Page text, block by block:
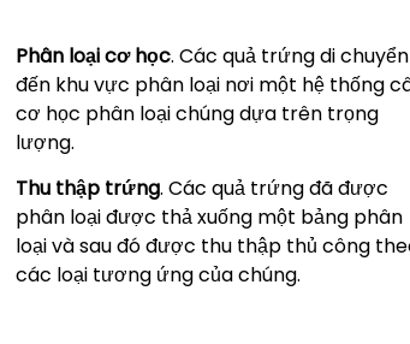
Phân loại cơ học. Các quả trứng di chuyển
đến khu vực phân loại nơi một hệ thống
cơ học phân loại chúng dựa trên trọng
lượng.
Thu thập trứng. Các quả trứng đã được
phân loại được thả xuống một bảng phân
loại và sau đó được thu thập thủ công
các loại tương ứng của chúng.